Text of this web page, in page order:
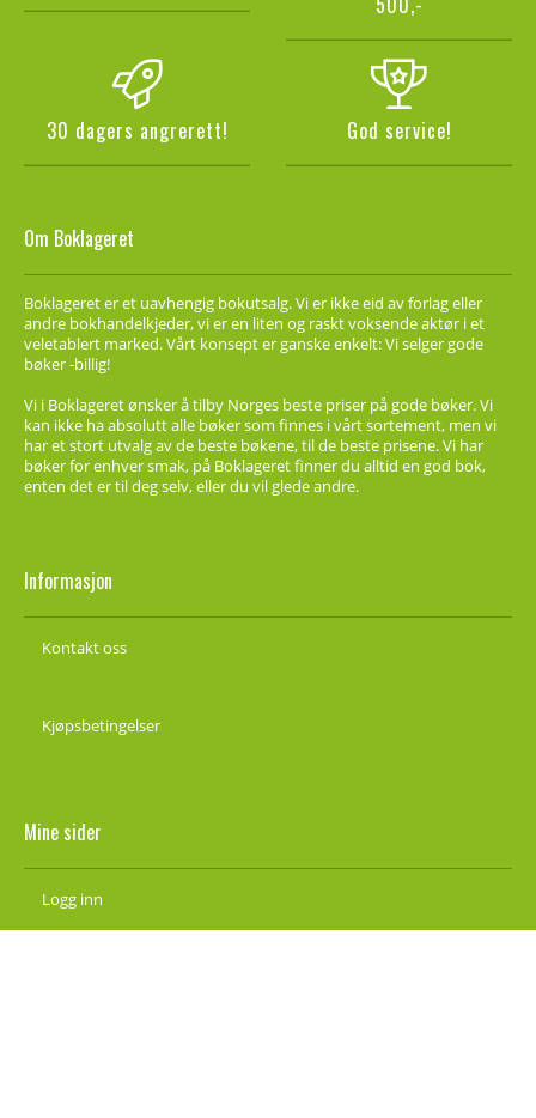
30 dagers angrerett! God service!
Om Boklageret
Boklageret er et uavhengig bokutsalg. Vi er ikke eid av forlag eller
andre bokhandelkjeder, vi er en liten og raskt voksende aktør i et
veletablert marked. Vårt konsept er ganske enkelt: Vi selger gode
bøker -billig!
Vi i Boklageret ønsker å tilby Norges beste priser på gode bøker. Vi
kan ikke ha absolutt alle bøker som finnes i vårt sortement, men vi
har et stort utvalg av de beste bøkene, til de beste prisene. Vi har
bøker for enhver smak, på Boklageret finner du alltid en god bok,
enten det er til deg selv, eller du vil glede andre.
Informasjon
Kontakt oss
Kjøpsbetingelser
Mine sider
Logg inn